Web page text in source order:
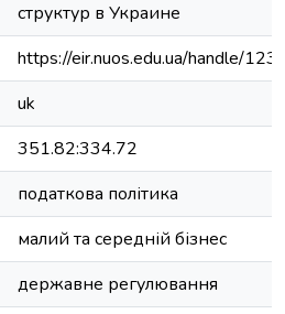
структур в Украине
https://eir.nuos.edu.ua/handle/
uk
351.82:334.72
податкова політика
малий та середній бізнес
державне регулювання